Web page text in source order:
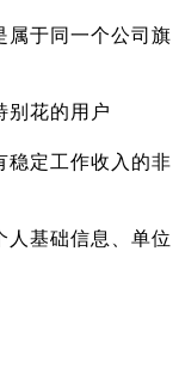
属于同一个公司旗
别花的用户
稳定工作收入的非
人基础信息、单位